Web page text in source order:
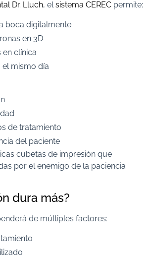
Dr. Lluch, elsistema CEREC permite:
boca digitalmente
en 3D
en clínica
mismo día
de tratamiento
del paciente
cubetas de impresión que
por el enemigo de la paciencia
dura más?
de múltiples factores: